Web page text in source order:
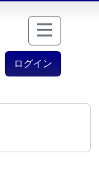
ログイン